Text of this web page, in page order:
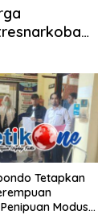
Tetapkan
Modus